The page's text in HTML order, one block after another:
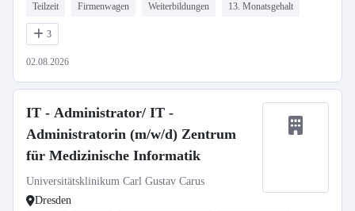
Teilzeit Firmenwagen Weiterbildungen 13. Monatsgehalt
3
02.08.2026
IT - Administrator/ IT -
Administratorin (m/w/d) Zentrum
für Medizinische Informatik
Universitätsklinikum Carl Gustav Carus
Dresden